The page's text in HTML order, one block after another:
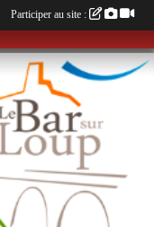
Participer au site :